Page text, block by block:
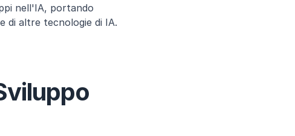
nell'IA, portando
di altre tecnologie di IA​.